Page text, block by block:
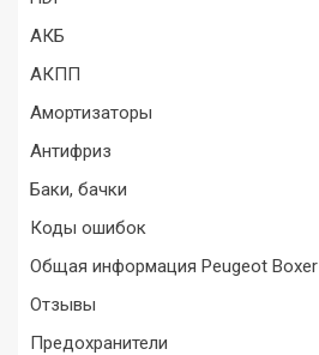
АКБ
АКПП
Амортизаторы
Антифриз
Баки, бачки
Коды ошибок
Общая информация Peugeot Boxer
Отзывы
Предохранители